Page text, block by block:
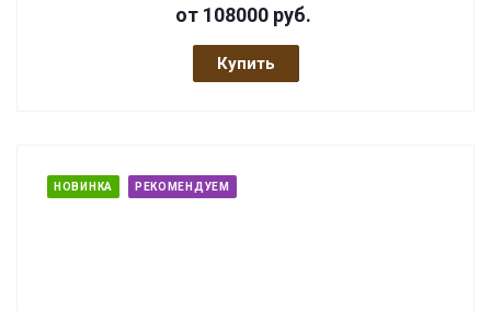
от 108000 руб.
Купить
НОВИНКА РЕКОМЕНДУЕМ